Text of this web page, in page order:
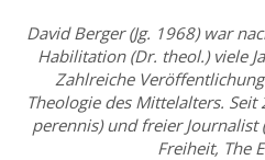
David Berger (Jg. 1968) war
Habilitation (Dr. theol.) viele
Zahlreiche
Theologie des Mittelalters.
perennis) und freier Journalist
Freiheit, The